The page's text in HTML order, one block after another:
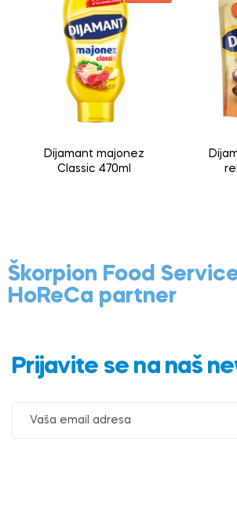
Dijamant majonez
Classic 470ml
Škorpion Food
HoReCa partner
Prijavite se na naš